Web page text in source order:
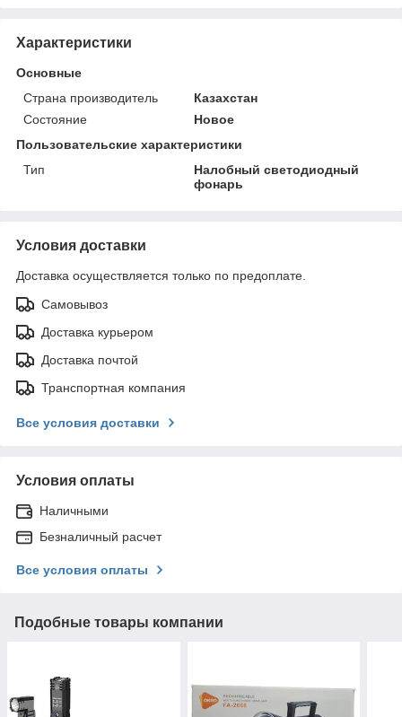
Характеристики
Основные
Страна производитель
Казахстан
Состояние
Новое
Пользовательские характеристики
Тип
Налобный светодиодный
фонарь
Условия доставки
Доставка осуществляется только по предоплате.
Самовывоз
Доставка курьером
Доставка почтой
Транспортная компания
Все условия доставки
Условия оплаты
Наличными
Безналичный расчет
Все условия оплаты
Подобные товары компании